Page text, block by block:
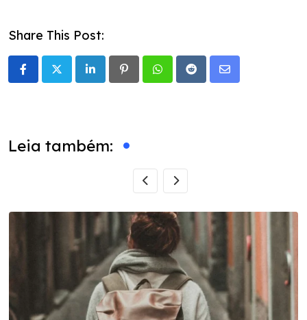
Share This Post:
LinkedIn PinterestWhatsappRedditShare
Leia também: